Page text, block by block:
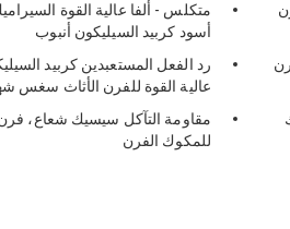
متكلس - ألفا عالية القوة
أسود كربيد السيليكون أنبوب
رد الفعل المستعبدين كربيد
عالية القوة للفرن الأثاث سغس
مقاومة التآكل سيسيك شعاع،
للمكوك الفرن